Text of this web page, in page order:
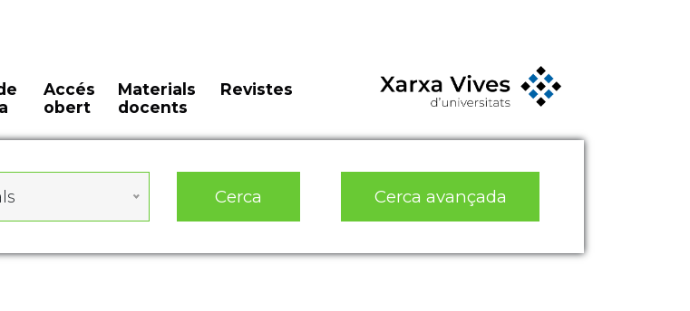
Accés
obert
Materials
docents
Revistes
Cerca Cerca avançada